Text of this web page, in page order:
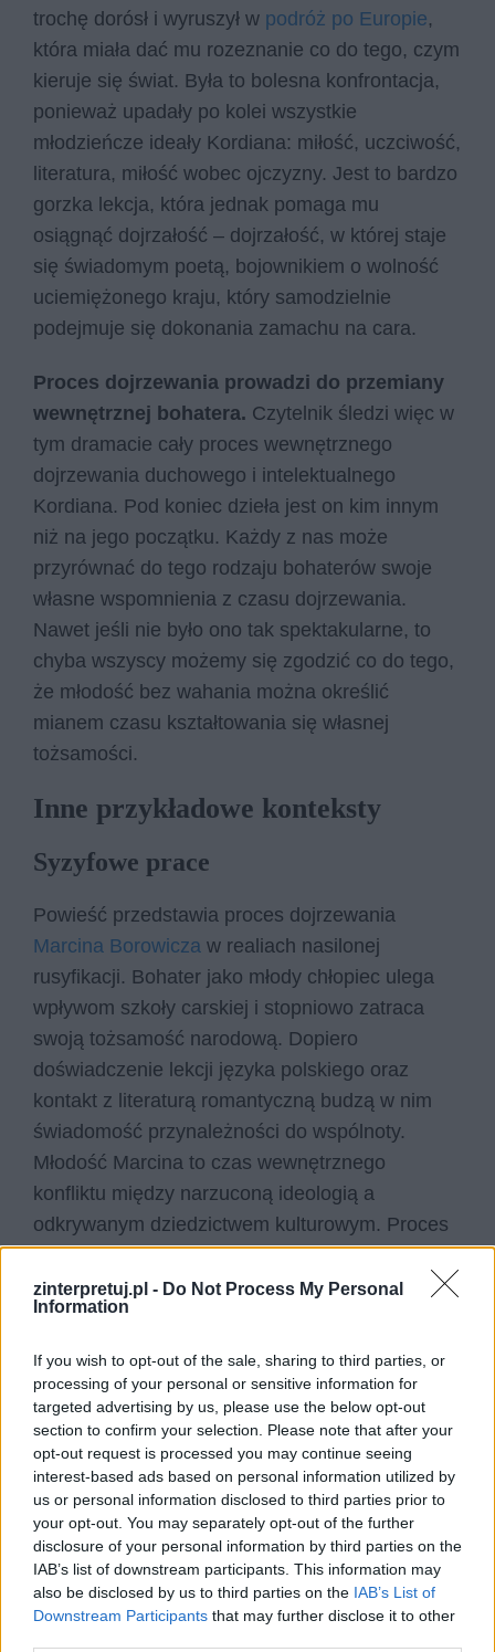
zinterpretuj.pl - Do Not Process My Personal
Information
If you wish to opt-out of the sale, sharing to third parties, or
processing of your personal or sensitive information for
targeted advertising by us, please use the below opt-out
section to confirm your selection. Please note that after your
opt-out request is processed you may continue seeing
interest-based ads based on personal information utilized by
us or personal information disclosed to third parties prior to
your opt-out. You may separately opt-out of the further
disclosure of your personal information by third parties on the
IAB’s list of downstream participants. This information may
also be disclosed by us to third parties on the IAB’s List of
Downstream Participants that may further disclose it to other
trochę dorósł i wyruszył w podróż po Europie,
która miała dać mu rozeznanie co do tego, czym
kieruje się świat. Była to bolesna konfrontacja,
ponieważ upadały po kolei wszystkie
młodzieńcze ideały Kordiana: miłość, uczciwość,
literatura, miłość wobec ojczyzny. Jest to bardzo
gorzka lekcja, która jednak pomaga mu
osiągnąć dojrzałość – dojrzałość, w której staje
się świadomym poetą, bojownikiem o wolność
uciemiężonego kraju, który samodzielnie
podejmuje się dokonania zamachu na cara.
Proces dojrzewania prowadzi do przemiany
wewnętrznej bohatera. Czytelnik śledzi więc w
tym dramacie cały proces wewnętrznego
dojrzewania duchowego i intelektualnego
Kordiana. Pod koniec dzieła jest on kim innym
niż na jego początku. Każdy z nas może
przyrównać do tego rodzaju bohaterów swoje
własne wspomnienia z czasu dojrzewania.
Nawet jeśli nie było ono tak spektakularne, to
chyba wszyscy możemy się zgodzić co do tego,
że młodość bez wahania można określić
mianem czasu kształtowania się własnej
tożsamości.
Inne przykładowe konteksty
Syzyfowe prace
Powieść przedstawia proces dojrzewania
Marcina Borowicza w realiach nasilonej
rusyfikacji. Bohater jako młody chłopiec ulega
wpływom szkoły carskiej i stopniowo zatraca
swoją tożsamość narodową. Dopiero
doświadczenie lekcji języka polskiego oraz
kontakt z literaturą romantyczną budzą w nim
świadomość przynależności do wspólnoty.
Młodość Marcina to czas wewnętrznego
konfliktu między narzuconą ideologią a
odkrywanym dziedzictwem kulturowym. Proces
kształtowania tożsamości odbywa się poprzez
bunt i refleksję. Ważną rolę odgrywają
rówieśnicy, którzy inspirują go do myślenia
walki o duszę młodego człowieka. Marcin
przechodzi drogę od konformizmu do
świadomego patriotyzmu. Jego dojrzewanie ma
wymiar zarówno osobisty, jak i narodowy.
Żeromski pokazuje, że młodość to etap
podatności na wpływy, ale także moment
przebudzenia. Tożsamość rodzi się w
konfrontacji z presją otoczenia.